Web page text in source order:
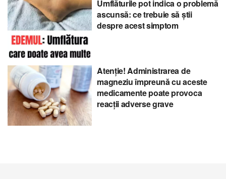
Umflăturile pot indica o problemă
ascunsă: ce trebuie să știi
despre acest simptom
Atenție! Administrarea de
magneziu împreună cu aceste
medicamente poate provoca
reacții adverse grave